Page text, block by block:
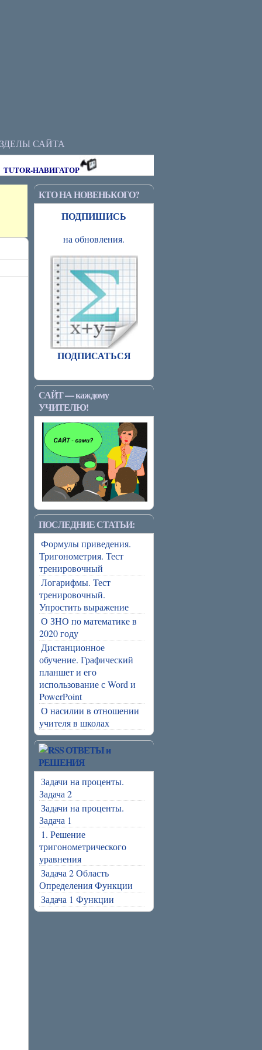
САЙТА
TUTOR-НАВИГАТОР
КТО НА НОВЕНЬКОГО?
ПОДПИШИСЬ
на обновления.
ПОДПИСАТЬСЯ
САЙТ — каждому
УЧИТЕЛЮ!
ПОСЛЕДНИЕ СТАТЬИ:
Формулы приведения.
Тригонометрия. Тест
тренировочный
Логарифмы. Тест
тренировочный.
Упростить выражение
О ЗНО по математике в
2020 году
Дистанционное
обучение. Графический
планшет и его
использование с Word и
PowerPoint
О насилии в отношении
учителя в школах
ОТВЕТЫ и
РЕШЕНИЯ
Задачи на проценты.
Задача 2
Задачи на проценты.
Задача 1
1. Решение
тригонометрического
уравнения
Задача 2 Область
Определения Функции
Задача 1 Функции